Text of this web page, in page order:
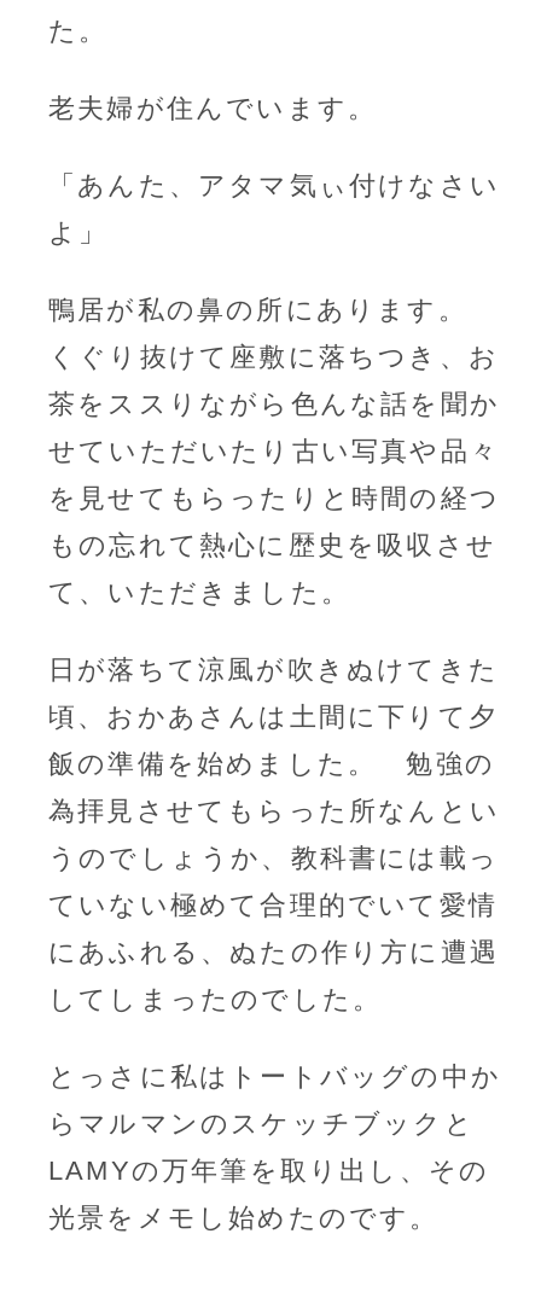
た。
老夫婦が住んでいます。
「あんた、アタマ気ぃ付けなさい
よ」
鴨居が私の鼻の所にあります。
くぐり抜けて座敷に落ちつき、お
茶をススりながら色んな話を聞か
せていただいたり古い写真や品々
を見せてもらったりと時間の経つ
もの忘れて熱心に歴史を吸収させ
て、いただきました。
日が落ちて涼風が吹きぬけてきた
頃、おかあさんは土間に下りて夕
飯の準備を始めました。 勉強の
為拝見させてもらった所なんとい
うのでしょうか、教科書には載っ
ていない極めて合理的でいて愛情
にあふれる、ぬたの作り方に遭遇
してしまったのでした。
とっさに私はトートバッグの中か
らマルマンのスケッチブックと
LAMYの万年筆を取り出し、その
光景をメモし始めたのです。